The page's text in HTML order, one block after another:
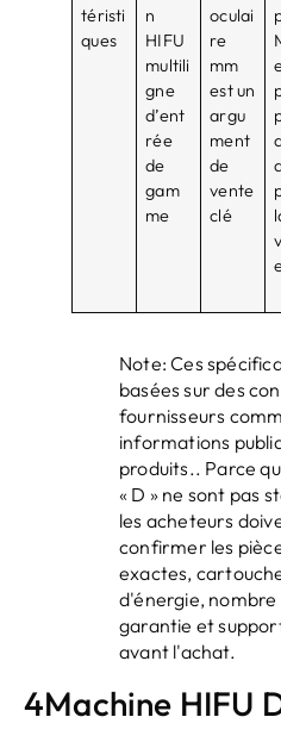
téristi
ques
n
HIFU
multili
gne
d’ent
rée
de
gam
me
oculai
re
mm
est un
argu
ment
de
vente
clé
Note: Ces
basées sur des
fournisseurs
informations
produits.. Parce
« D » ne sont pas
les acheteurs
confirmer les
exactes,
d'énergie, nombre
garantie et
avant l'achat.
4Machine HIFU